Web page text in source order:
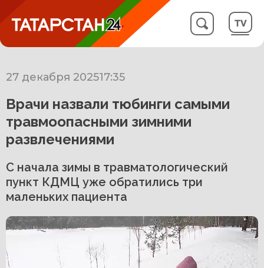
27 декабря 202517:35
Врачи назвали тюбинги самыми
травмоопасными зимними
развлечениями
С начала зимы в травматологический
пункт КДМЦ уже обратились три
маленьких пациента